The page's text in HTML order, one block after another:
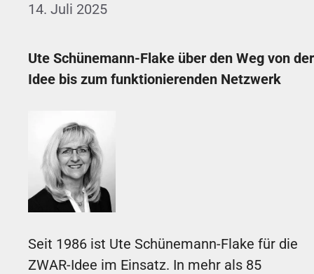
14. Juli 2025
Ute Schünemann-Flake über den Weg von der
Idee bis zum funktionierenden Netzwerk
Seit 1986 ist Ute Schünemann-Flake für die
ZWAR-Idee im Einsatz. In mehr als 85